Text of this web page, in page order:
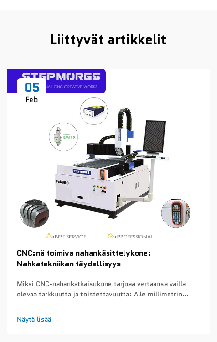
Liittyvät artikkelit
05
Feb
CNC:nä toimiva nahankäsittelykone:
Nahkatekniikan täydellisyys
Miksi CNC-nahankatkaisukone tarjoaa vertaansa vailla
olevaa tarkkuutta ja toistettavuutta: Alle millimetrin
nahankatkaisukoneet saavuttavat noin 0,1 mm:n
tarkkuuden joka kerta, kun ne leikkaavat tuotantosarjoja...
Näytä lisää